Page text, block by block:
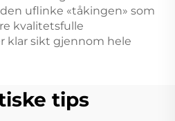
uflinke «tåkingen» som
kvalitetsfulle
klar sikt gjennom hele
tips